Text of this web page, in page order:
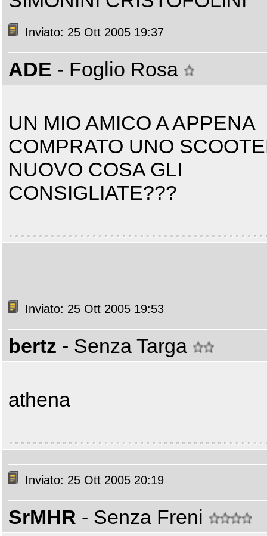
Inviato: 25 Ott 2005 19:37
ADE - Foglio Rosa
UN MIO AMICO A APPENA
COMPRATO UNO
NUOVO COSA GLI
CONSIGLIATE???
Inviato: 25 Ott 2005 19:53
bertz - Senza Targa
athena
Inviato: 25 Ott 2005 20:19
SrMHR - Senza Freni